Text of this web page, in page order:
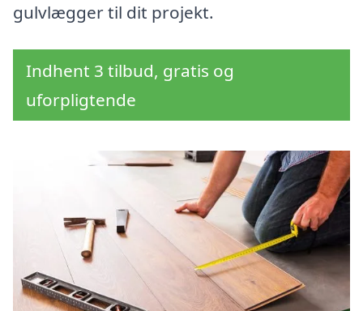
gulvlægger til dit projekt.
Indhent 3 tilbud, gratis og
uforpligtende